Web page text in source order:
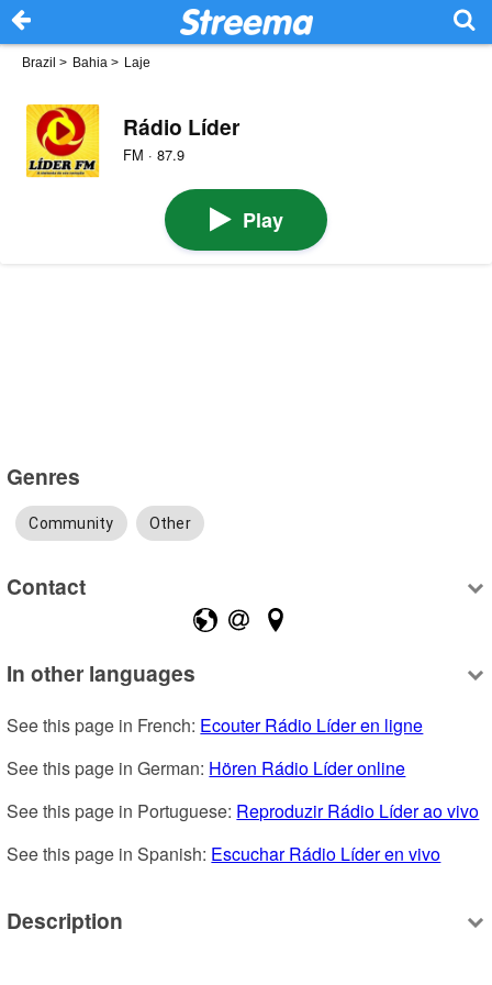
Brazil > Bahia > Laje
Rádio Líder
FM · 87.9
Play
Genres
Community Other
Contact
In other languages
See this page in French: Ecouter Rádio Líder en ligne
See this page in German: Hören Rádio Líder online
See this page in Portuguese: Reproduzir Rádio Líder ao vivo
See this page in Spanish: Escuchar Rádio Líder en vivo
Description